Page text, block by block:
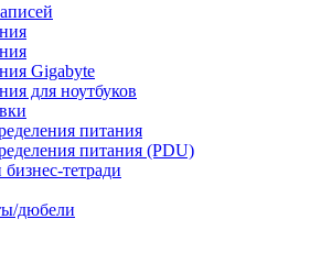
Gigabyte
для ноутбуков
питания
питания (PDU)
тетради
дюбели